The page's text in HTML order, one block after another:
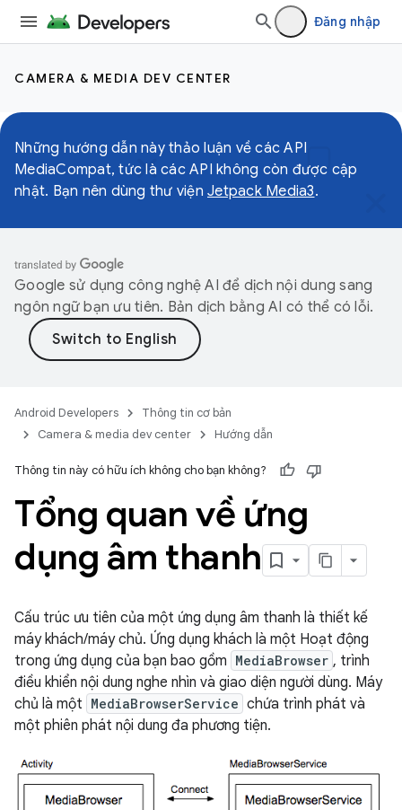
Đăng nhập
CAMERA & MEDIA DEV CENTER
Những hướng dẫn này thảo luận về các API
MediaCompat, tức là các API không còn được cập
nhật. Bạn nên dùng thư viện Jetpack Media3.
Google sử dụng công nghệ AI để dịch nội dung sang
ngôn ngữ bạn ưu tiên. Bản dịch bằng AI có thể có lỗi.
Android Developers
Thông tin cơ bản
Camera & media dev center
Hướng dẫn
Thông tin này có hữu ích không cho bạn không?
Tổng quan về ứng
dụng âm thanh
Cấu trúc ưu tiên của một ứng dụng âm thanh là thiết kế
máy khách/máy chủ. Ứng dụng khách là một Hoạt động
trong ứng dụng của bạn bao gồm MediaBrowser , trình
điều khiển nội dung nghe nhìn và giao diện người dùng. Máy
chủ là một MediaBrowserService chứa trình phát và
một phiên phát nội dung đa phương tiện.